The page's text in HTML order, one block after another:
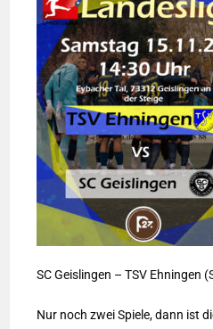
SC Geislingen – TSV Ehningen
Nur noch zwei Spiele, dann ist